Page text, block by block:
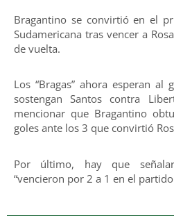
Bragantino se convirtió en el
Sudamericana tras vencer a
de vuelta.
Los “Bragas” ahora esperan
sostengan Santos contra
mencionar que Bragantino
goles ante los 3 que convirtió
Por último, hay que
“vencieron por 2 a 1 en el